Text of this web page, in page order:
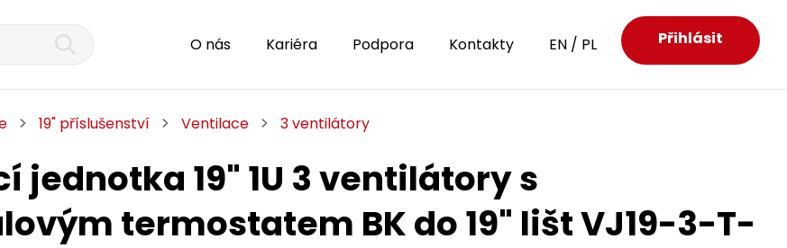
O nás Kariéra Podpora Kontakty EN / PL Přihlásit
19" příslušenství Ventilace 3 ventilátory
jednotka 19" 1U 3 ventilátory s
termostatem BK do 19" lišt VJ19-3-T-